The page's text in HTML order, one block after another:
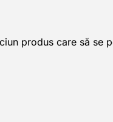
produs care să se